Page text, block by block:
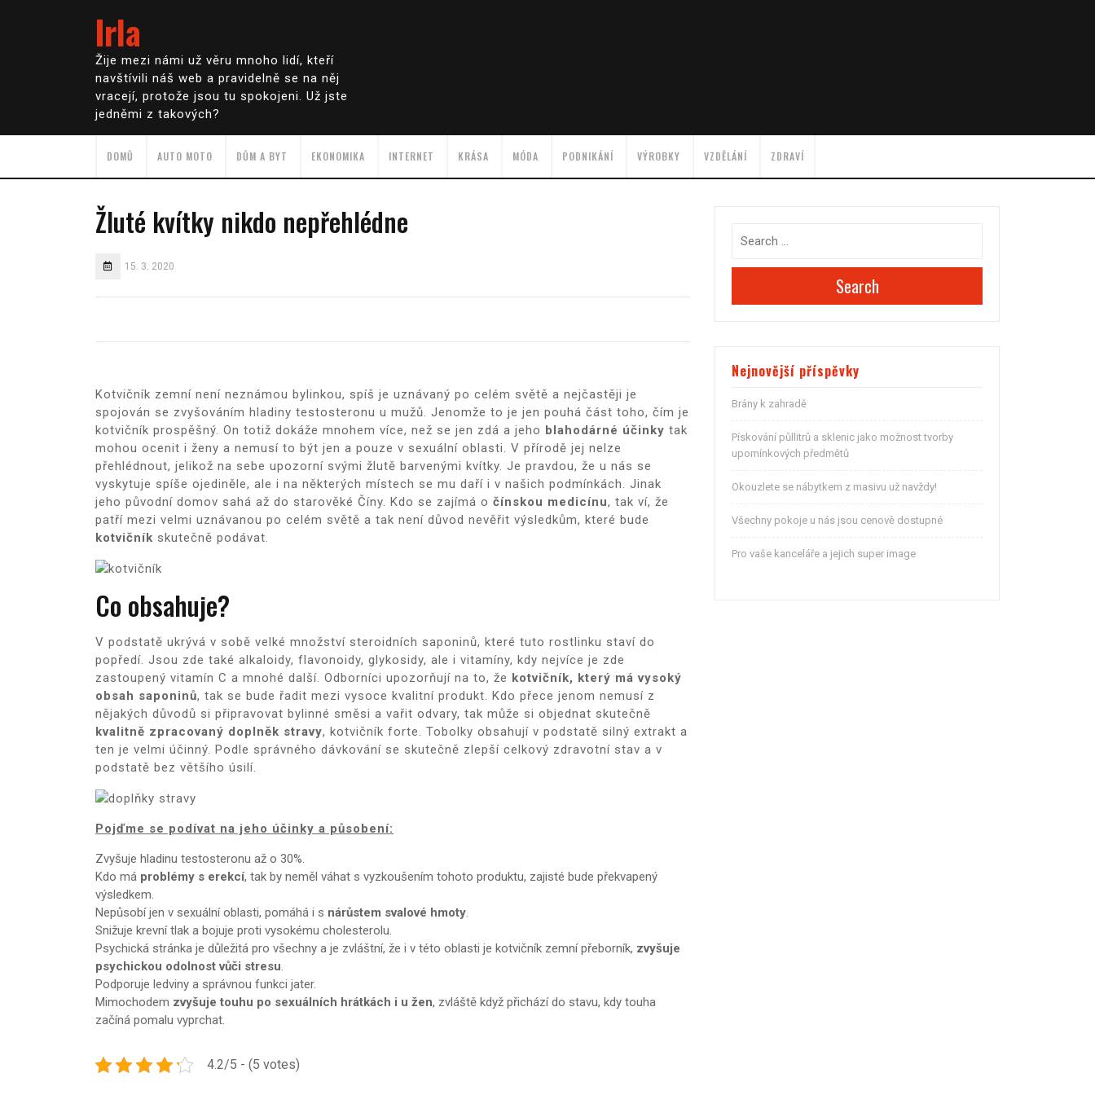
Irla
Žije mezi námi už věru mnoho lidí, kteří
navštívili náš web a pravidelně se na něj
vracejí, protože jsou tu spokojeni. Už jste
jedněmi z takových?
DOMŮ AUTO MOTO DŮM A BYT EKONOMIKA INTERNET KRÁSA MÓDA PODNIKÁNÍ VÝROBKY VZDĚLÁNÍ ZDRAVÍ
Žluté kvítky nikdo nepřehlédne
15. 3. 2020
Kotvičník zemní není neznámou bylinkou, spíš je uznávaný po celém světě a nejčastěji je
spojován se zvyšováním hladiny testosteronu u mužů. Jenomže to je jen pouhá část toho, čím je
kotvičník prospěšný. On totiž dokáže mnohem více, než se jen zdá a jeho blahodárné účinky tak
mohou ocenit i ženy a nemusí to být jen a pouze v sexuální oblasti. V přírodě jej nelze
přehlédnout, jelikož na sebe upozorní svými žlutě barvenými kvítky. Je pravdou, že u nás se
vyskytuje spíše ojediněle, ale i na některých místech se mu daří i v našich podmínkách. Jinak
jeho původní domov sahá až do starověké Číny. Kdo se zajímá o čínskou medicínu, tak ví, že
patří mezi velmi uznávanou po celém světě a tak není důvod nevěřit výsledkům, které bude
kotvičník skutečně podávat.
Co obsahuje?
V podstatě ukrývá v sobě velké množství steroidních saponinů, které tuto rostlinku staví do
popředí. Jsou zde také alkaloidy, flavonoidy, glykosidy, ale i vitamíny, kdy nejvíce je zde
zastoupený vitamín C a mnohé další. Odborníci upozorňují na to, že kotvičník, který má vysoký
obsah saponinů, tak se bude řadit mezi vysoce kvalitní produkt. Kdo přece jenom nemusí z
nějakých důvodů si připravovat bylinné směsi a vařit odvary, tak může si objednat skutečně
kvalitně zpracovaný doplněk stravy, kotvičník forte. Tobolky obsahují v podstatě silný extrakt a
ten je velmi účinný. Podle správného dávkování se skutečně zlepší celkový zdravotní stav a v
podstatě bez většího úsilí.
Pojďme se podívat na jeho účinky a působení:
Zvyšuje hladinu testosteronu až o 30%.
Kdo má problémy s erekcí, tak by neměl váhat s vyzkoušením tohoto produktu, zajisté bude překvapený
výsledkem.
Nepůsobí jen v sexuální oblasti, pomáhá i s nárůstem svalové hmoty.
Snižuje krevní tlak a bojuje proti vysokému cholesterolu.
Psychická stránka je důležitá pro všechny a je zvláštní, že i v této oblasti je kotvičník zemní přeborník, zvyšuje
psychickou odolnost vůči stresu.
Podporuje ledviny a správnou funkci jater.
Mimochodem zvyšuje touhu po sexuálních hrátkách i u žen, zvláště když přichází do stavu, kdy touha
začíná pomalu vyprchat.
4.2/5 - (5 votes)
Search
Nejnovější příspěvky
Brány k zahradě
Pískování půllitrů a sklenic jako možnost tvorby
upomínkových předmětů
Okouzlete se nábytkem z masivu už navždy!
Všechny pokoje u nás jsou cenově dostupné
Pro vaše kanceláře a jejich super image